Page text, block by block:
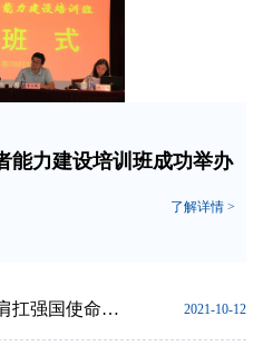
能力建设培训班成功举办
了解详情 >
心怀星辰大海脚踏祖国大地肩扛强国使命——上海市科技系统第5期中青年干部培训班圆满结业 2021-10-12